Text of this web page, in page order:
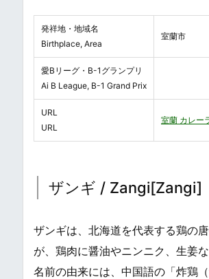
発祥地・地域名
Birthplace, Area
室蘭市
愛Bリーグ・B-1グランプリ
Ai B League, B-1 Grand Prix
URL
URL
室蘭 カレー
ザンギ / Zangi[Zangi]
ザンギは、北海道を代表する鶏の
が、鶏肉に醤油やニンニク、生姜
名前の由来には、中国語の「炸鶏